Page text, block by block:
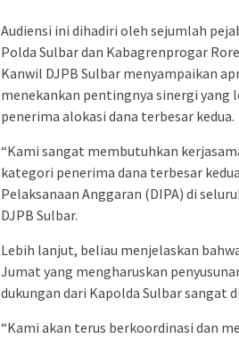
Audiensi ini dihadiri oleh sejumlah
Polda Sulbar dan Kabagrenprogar
Kanwil DJPB Sulbar menyampaikan
menekankan pentingnya sinergi
penerima alokasi dana terbesar kedua.
“Kami sangat membutuhkan
kategori penerima dana terbesar
Pelaksanaan Anggaran (DIPA) di
DJPB Sulbar.
Lebih lanjut, beliau menjelaskan
Jumat yang mengharuskan
dukungan dari Kapolda Sulbar sangat
“Kami akan terus berkoordinasi dan